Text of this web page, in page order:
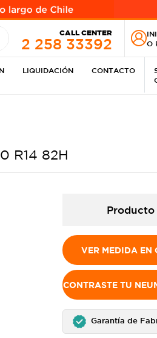
CALL CENTER
2 258 33392
O
LIQUIDACIÓN CONTACTO
R14 82H
VER MEDIDA EN
NO ENCONTRASTE TU
Garantía de